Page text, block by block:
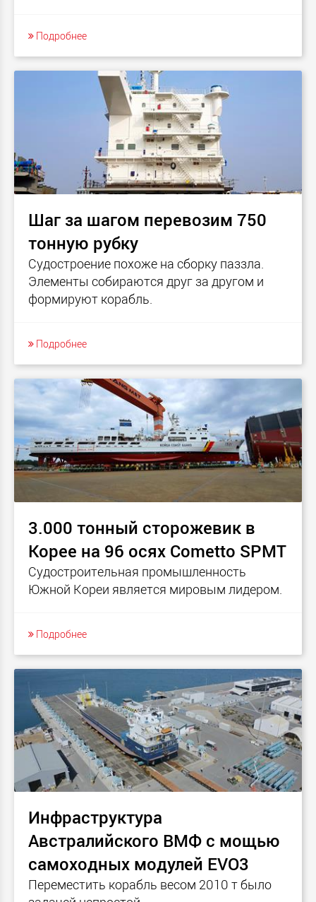
Подробнее
Шаг за шагом перевозим 750
тонную рубку
Судостроение похоже на сборку паззла.
Элементы собираются друг за другом и
формируют корабль.
Подробнее
3.000 тонный сторожевик в
Корее на 96 осях Cometto SPMT
Судостроительная промышленность
Южной Кореи является мировым лидером.
Подробнее
Инфраструктура
Австралийского ВМФ с мощью
самоходных модулей EVO3
Переместить корабль весом 2010 т было